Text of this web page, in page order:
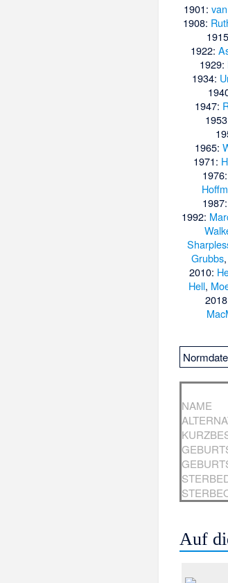
1901:
1908:
1922:
1929:
1934:
1947:
1965:
1971:
1976:
1987:
1992:
Grubbs,
2010:
Hell,
NAME
Auf